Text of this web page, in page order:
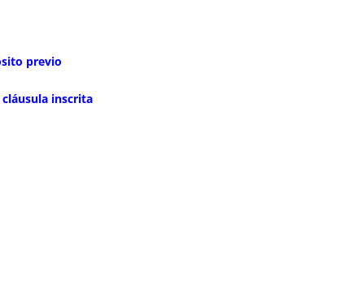
previo
inscrita